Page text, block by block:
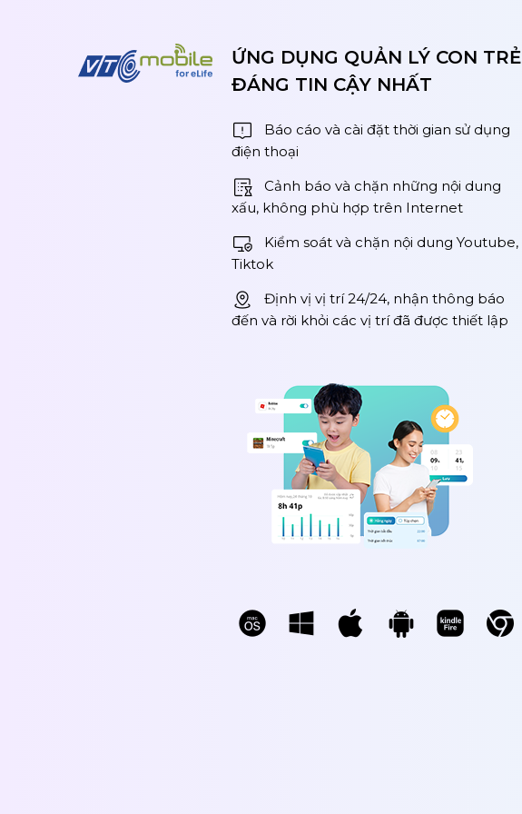
ỨNG DỤNG QUẢN LÝ CON TRẺ
ĐÁNG TIN CẬY NHẤT
Báo cáo và cài đặt thời gian sử dụng
điện thoại
Cảnh báo và chặn những nội dung
xấu, không phù hợp trên Internet
Kiểm soát và chặn nội dung Youtube,
Tiktok
Định vị vị trí 24/24, nhận thông báo
đến và rời khỏi các vị trí đã được thiết lập